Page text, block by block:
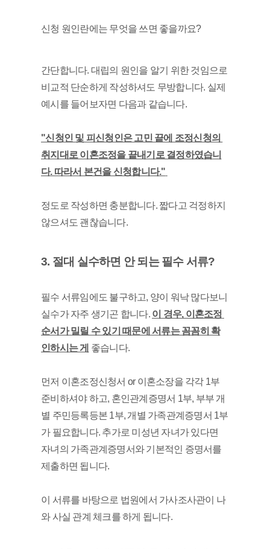
신청 원인란에는 무엇을 쓰면 좋을까요?
간단합니다. 대립의 원인을 알기 위한 것임으로
비교적 단순하게 작성하셔도 무방합니다. 실제
예시를 들어보자면 다음과 같습니다.
"신청인 및 피신청인은 고민 끝에 조정신청의
취지대로 이혼조정을 끝내기로 결정하였습니
다. 따라서 본건을 신청합니다."
정도로 작성하면 충분합니다. 짧다고 걱정하지
않으셔도 괜찮습니다.
3. 절대 실수하면 안 되는 필수 서류?
필수 서류임에도 불구하고, 양이 워낙 많다보니
실수가 자주 생기곤 합니다. 이 경우, 이혼조정
순서가 밀릴 수 있기 때문에 서류는 꼼꼼히 확
인하시는 게 좋습니다.
먼저 이혼조정신청서 or 이혼소장을 각각 1부
준비하셔야 하고, 혼인관계증명서 1부, 부부 개
별 주민등록등본 1부, 개별 가족관계증명서 1부
가 필요합니다. 추가로 미성년 자녀가 있다면
자녀의 가족관계증명서와 기본적인 증명서를
제출하면 됩니다.
이 서류를 바탕으로 법원에서 가사조사관이 나
와 사실 관계 체크를 하게 됩니다.